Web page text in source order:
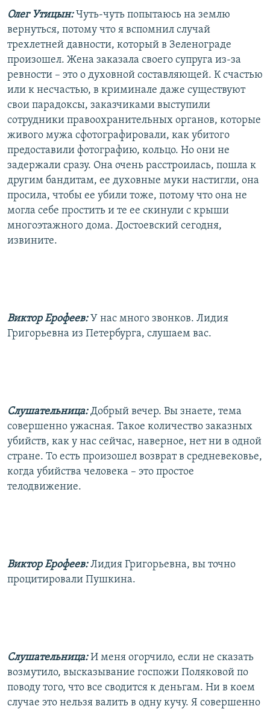
Олег Утицын:Чуть-чуть попытаюсь на землю
вернуться, потому что я вспомнил случай
трехлетней давности, который в Зеленограде
произошел. Жена заказала своего супруга из-за
ревности – это о духовной составляющей. К счастью
или к несчастью, в криминале даже существуют
свои парадоксы, заказчиками выступили
сотрудники правоохранительных органов, которые
живого мужа сфотографировали, как убитого
предоставили фотографию, кольцо. Но они не
задержали сразу. Она очень расстроилась, пошла к
другим бандитам, ее духовные муки настигли, она
просила, чтобы ее убили тоже, потому что она не
могла себе простить и те ее скинули с крыши
многоэтажного дома. Достоевский сегодня,
извините.
Виктор Ерофеев:У нас много звонков. Лидия
Григорьевна из Петербурга, слушаем вас.
Слушательница:Добрый вечер. Вы знаете, тема
совершенно ужасная. Такое количество заказных
убийств, как у нас сейчас, наверное, нет ни в одной
стране. То есть произошел возврат в средневековье,
когда убийства человека – это простое
телодвижение.
Виктор Ерофеев:Лидия Григорьевна, вы точно
процитировали Пушкина.
Слушательница:И меня огорчило, если не сказать
возмутило, высказывание госпожи Поляковой по
поводу того, что все сводится к деньгам. Ни в коем
случае это нельзя валить в одну кучу. Я совершенно